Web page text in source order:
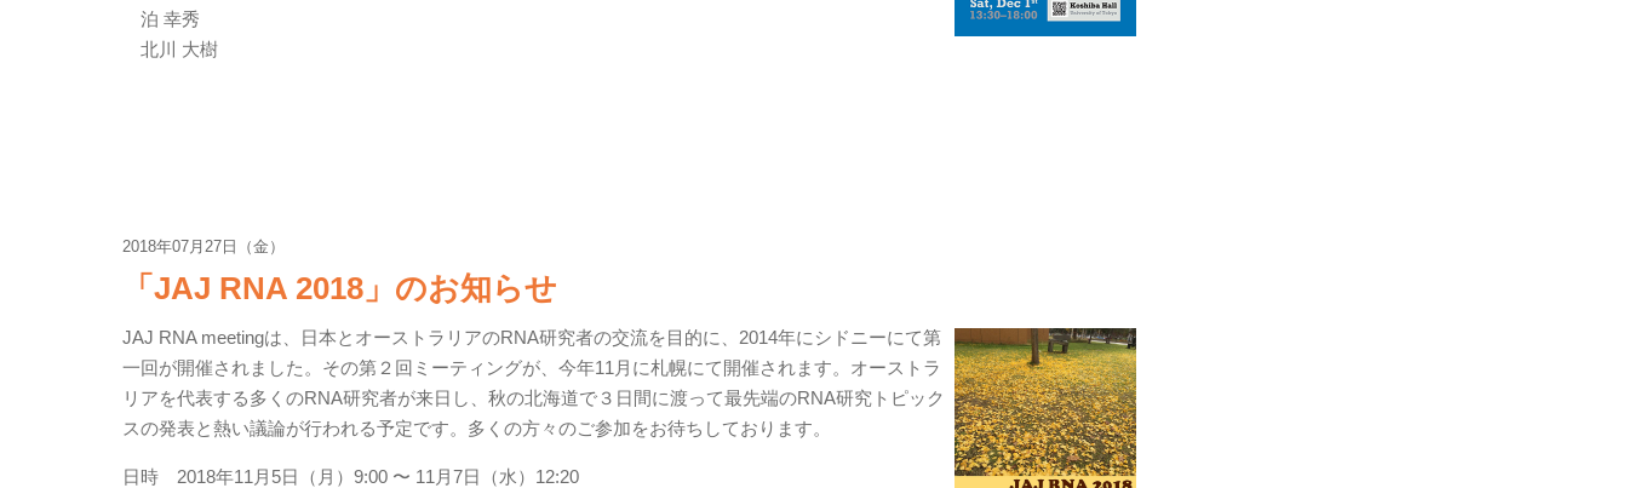
泊 幸秀
北川 大樹
2018年07月27日（金）
「JAJ RNA 2018」のお知らせ
JAJ RNA meetingは、日本とオーストラリアのRNA研究者の交流を目的に、2014年にシドニーにて第
一回が開催されました。その第２回ミーティングが、今年11月に札幌にて開催されます。オーストラ
リアを代表する多くのRNA研究者が来日し、秋の北海道で３日間に渡って最先端のRNA研究トピック
スの発表と熱い議論が行われる予定です。多くの方々のご参加をお待ちしております。
日時 2018年11月5日（月）9:00 〜 11月7日（水）12:20